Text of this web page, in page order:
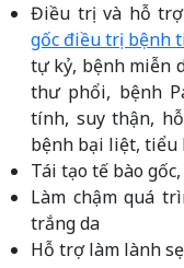
Điều trị và hỗ
gốc điều trị bệnh
tự kỷ, bệnh miễn
thư phổi, bệnh
tính, suy thận,
bệnh bại liệt, tiểu
Tái tạo tế bào
Làm chậm quá
trắng da
Hỗ trợ làm lành